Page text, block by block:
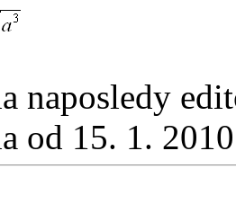
naposledy
od 15. 1.